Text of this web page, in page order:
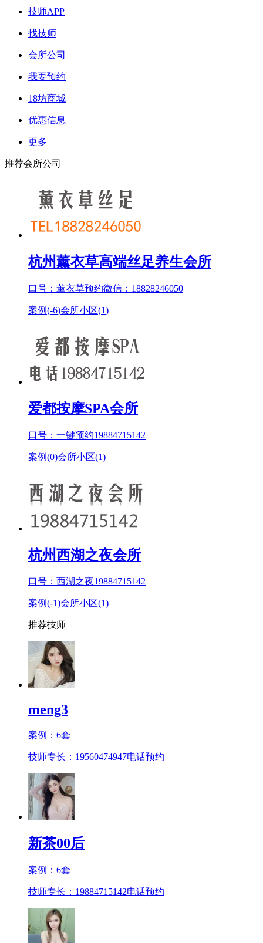
技师APP
找技师
会所公司
我要预约
18坊商城
优惠信息
更多
推荐会所公司
杭州薰衣草高端丝足养生会所
口号：薰衣草预约微信：18828246050
案例(-6)会所小区(1)
爱都按摩SPA会所
口号：一键预约19884715142
案例(0)会所小区(1)
杭州西湖之夜会所
口号：西湖之夜19884715142
案例(-1)会所小区(1)
推荐技师
meng3
案例： 6套
技师专长：19560474947电话预约
新茶00后
案例： 6套
技师专长：19884715142电话预约